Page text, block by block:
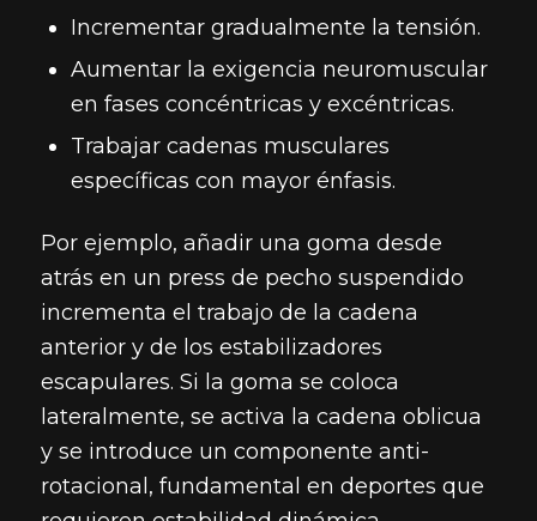
Incrementar gradualmente la tensión.
Aumentar la exigencia neuromuscular
en fases concéntricas y excéntricas.
Trabajar cadenas musculares
específicas con mayor énfasis.
Por ejemplo, añadir una goma desde
atrás en un press de pecho suspendido
incrementa el trabajo de la cadena
anterior y de los estabilizadores
escapulares. Si la goma se coloca
lateralmente, se activa la cadena oblicua
y se introduce un componente anti-
rotacional, fundamental en deportes que